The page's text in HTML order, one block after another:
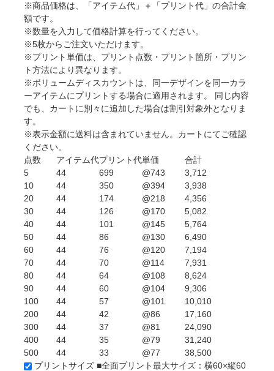
※商品価格は、「アイテム代」＋「プリント代」の合計金
額です。
※数量を入力して価格計算を行ってください。
※5枚からご注文いただけます。
※プリント単価は、プリント点数・プリント箇所・プリン
ト方法により異なります。
※ボリュームディスカウントは、同一デザインを同一カラ
ーアイテムにプリントする場合に適用されます。 同じ内容
でも、カートに別々に追加した場合は割引対象外となりま
す。
※表示金額に送料は含まれていません。カートにてご確認
ください。
点数
アイテム代プリント代単価
合計
5
44 699 @743
3,712
10
44 350 @394
3,938
20
44 174 @218
4,356
30
44 126 @170
5,082
40
44 101 @145
5,764
50
44 86 @130
6,490
60
44 76 @120
7,194
70
44 70 @114
7,931
80
44 64 @108
8,624
90
44 60 @104
9,306
100
44 57 @101
10,010
200
44 42 @86
17,160
300
44 37 @81
24,090
400
44 35 @79
31,240
500
44 33 @77
38,500
プリントサイズ ■全面プリント最大サイズ：横60×縦60